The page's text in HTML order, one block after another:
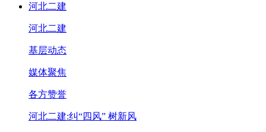
河北二建
河北二建
基层动态
媒体聚焦
各方赞誉
河北二建:纠“四风” 树新风